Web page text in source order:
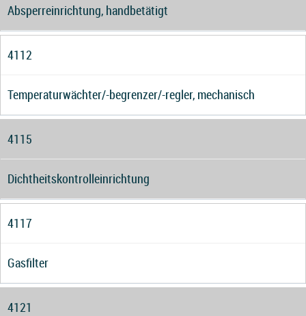
Absperreinrichtung, handbetätigt
4112
Temperaturwächter/-begrenzer/-regler, mechanisch
4115
Dichtheitskontrolleinrichtung
4117
Gasfilter
4121